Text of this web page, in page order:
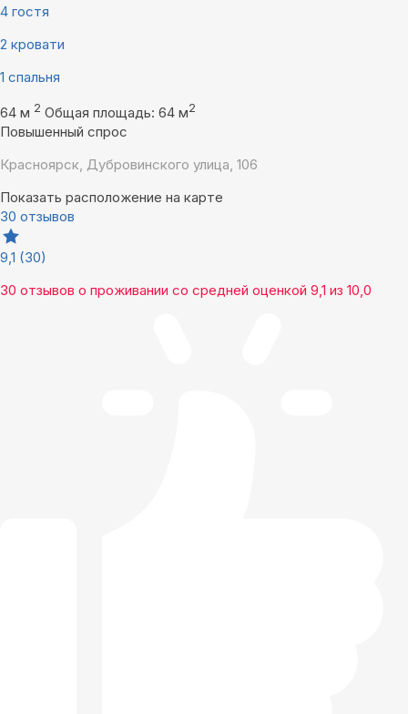
4 гостя
2 кровати
1 спальня
64 м 2 Общая площадь: 64 м2
Повышенный спрос
Красноярск, Дубровинского улица, 106
Показать расположение на карте
30 отзывов
9,1 (30)
30 отзывов о проживании со средней оценкой 9,1 из 10,0